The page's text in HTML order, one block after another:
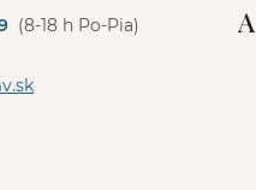
(8-18 h Po-Pia)